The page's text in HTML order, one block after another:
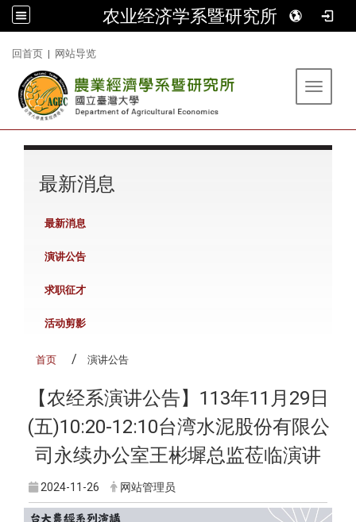
农业经济学系暨研究所
回首页 | 网站导览
Toggle
最新消息
最新消息
演讲公告
求职征才
活动剪影
首页 演讲公告
【农经系演讲公告】113年11月29日
(五)10:20-12:10台湾水泥股份有限公
司永续办公室王彬墀总监莅临演讲
2024-11-26 网站管理员